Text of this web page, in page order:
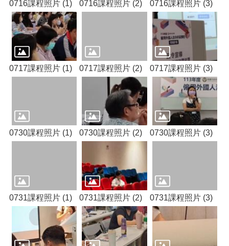
政
府
資
訊
開
用
回
網
站
導
市
政
0716課程照片 (1) 0716課程照片 (2) 0716課程照片 (3)
0717課程照片 (1) 0717課程照片 (2) 0717課程照片 (3)
0730課程照片 (1) 0730課程照片 (2) 0730課程照片 (3)
0731課程照片 (1) 0731課程照片 (2) 0731課程照片 (3)